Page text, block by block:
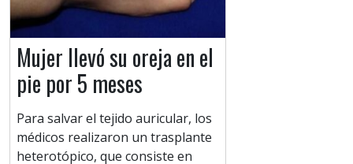
Mujer llevó su oreja en el
pie por 5 meses
Para salvar el tejido auricular, los
médicos realizaron un trasplante
heterotópico, que consiste en